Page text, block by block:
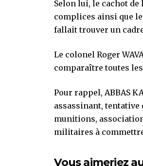
Selon lui, le cachot de
complices ainsi que le
fallait trouver un
Le colonel Roger
comparaître toutes
Pour rappel, ABBAS
assassinant, tentative
munitions,
militaires à
Vous aimeriez